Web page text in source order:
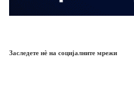
Заследете нѐ на социјалните мрежи